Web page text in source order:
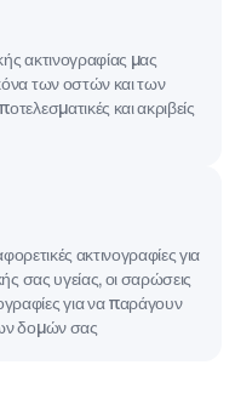
ακτινογραφίας μας
των οστών και των
και ακριβείς
ακτινογραφίες για
σας υγείας, οι σαρώσεις
για να παράγουν
δομών σας